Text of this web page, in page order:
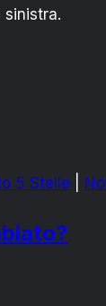
5 Stelle